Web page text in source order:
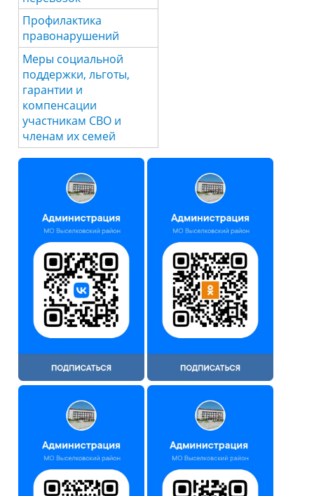
Профилактика
правонарушений
Меры социальной
поддержки, льготы,
гарантии и
компенсации
участникам СВО и
членам их семей